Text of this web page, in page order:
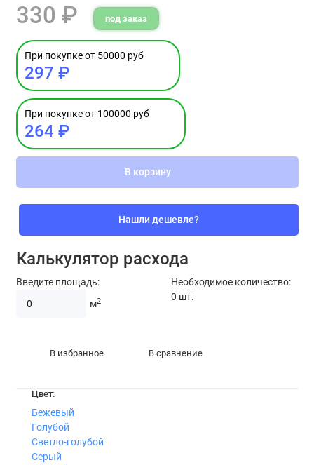
330 ₽ под заказ
При покупке от 50000 руб
297 ₽
При покупке от 100000 руб
264 ₽
В корзину
Нашли дешевле?
Калькулятор расхода
Введите площадь:
м2
Необходимое количество:
0 шт.
В избранное В сравнение
Цвет:
Бежевый
Голубой
Светло-голубой
Серый